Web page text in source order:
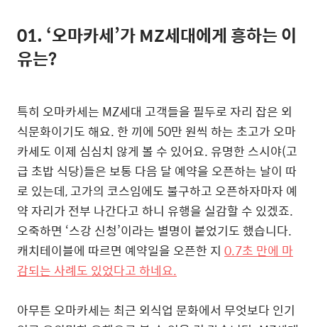
01. ‘오마카세’가 MZ세대에게 흥하는 이
유는?
특히 오마카세는 MZ세대 고객들을 필두로 자리 잡은 외
식문화이기도 해요. 한 끼에 50만 원씩 하는 초고가 오마
카세도 이제 심심치 않게 볼 수 있어요. 유명한 스시야(고
급 초밥 식당)들은 보통 다음 달 예약을 오픈하는 날이 따
로 있는데, 고가의 코스임에도 불구하고 오픈하자마자 예
약 자리가 전부 나간다고 하니 유행을 실감할 수 있겠죠.
오죽하면 ‘스강 신청’이라는 별명이 붙었기도 했습니다.
캐치테이블에 따르면 예약일을 오픈한 지 0.7초 만에 마
감되는 사례도 있었다고 하네요.
아무튼 오마카세는 최근 외식업 문화에서 무엇보다 인기